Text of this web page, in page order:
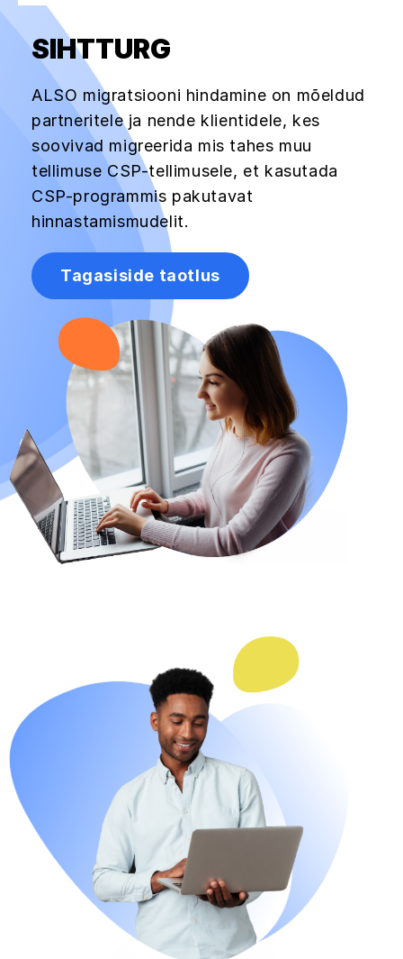
SIHTTURG
ALSO migratsiooni hindamine on mõeldud
partneritele ja nende klientidele, kes
soovivad migreerida mis tahes muu
tellimuse CSP-tellimusele, et kasutada
CSP-programmis pakutavat
hinnastamismudelit.
Tagasiside taotlus